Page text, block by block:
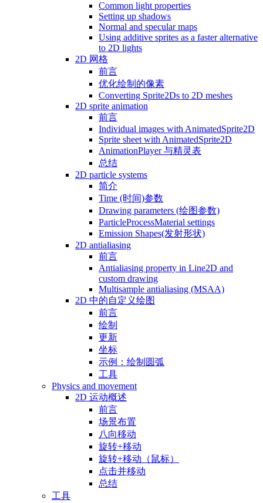
Common light properties
Setting up shadows
Normal and specular maps
Using additive sprites as a faster alternative
to 2D lights
2D 网格
前言
优化绘制的像素
Converting Sprite2Ds to 2D meshes
2D sprite animation
前言
Individual images with AnimatedSprite2D
Sprite sheet with AnimatedSprite2D
AnimationPlayer 与精灵表
总结
2D particle systems
简介
Time (时间)参数
Drawing parameters (绘图参数)
ParticleProcessMaterial settings
Emission Shapes(发射形状)
2D antialiasing
前言
Antialiasing property in Line2D and
custom drawing
Multisample antialiasing (MSAA)
2D 中的自定义绘图
前言
绘制
更新
坐标
示例：绘制圆弧
工具
Physics and movement
2D 运动概述
前言
场景布置
八向移动
旋转+移动
旋转+移动（鼠标）
点击并移动
总结
工具